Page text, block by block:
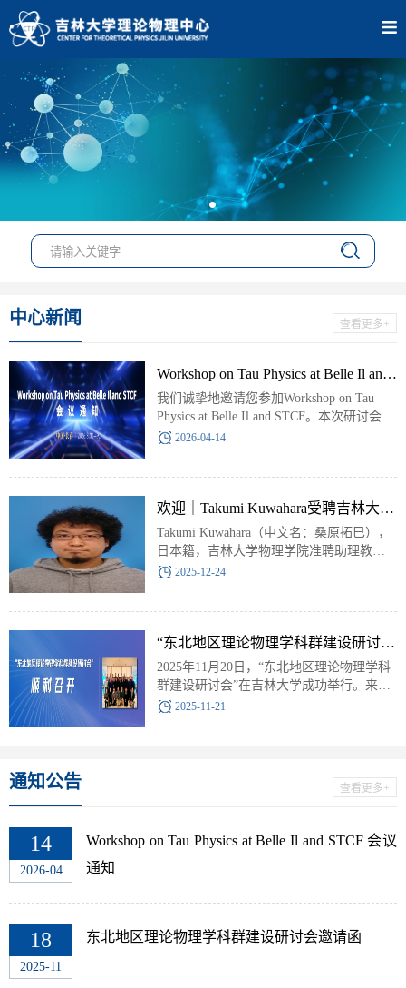
中心新闻 查看更多+
Workshop on Tau Physics at Belle Il and STCF 会议通知
我们诚挚地邀请您参加Workshop on Tau
Physics at Belle Il and STCF。本次研讨会将
于2026年8月30日至9月1日（8月30日报
2026-04-14
欢迎｜Takumi Kuwahara受聘吉林大学物理学院
Takumi Kuwahara（中文名：桑原拓巳），
日本籍，吉林大学物理学院准聘助理教授
（副研究员）。
2025-12-24
“东北地区理论物理学科群建设研讨会”顺利召开
2025年11月20日，“东北地区理论物理学科
群建设研讨会”在吉林大学成功举行。来自
东北及内蒙古地区十四所高校的四十余位
2025-11-21
通知公告 查看更多+
Workshop on Tau Physics at Belle Il and STCF 会议
通知
14
2026-04
东北地区理论物理学科群建设研讨会邀请函
18
2025-11